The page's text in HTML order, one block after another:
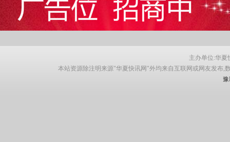
主办单位:华夏
本站资源除注明来源"华夏快讯网"外均来自互联网或网友发布,
豫